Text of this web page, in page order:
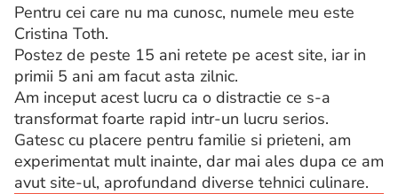
Pentru cei care nu ma cunosc, numele meu este
Cristina Toth.
Postez de peste 15 ani retete pe acest site, iar in
primii 5 ani am facut asta zilnic.
Am inceput acest lucru ca o distractie ce s-a
transformat foarte rapid intr-un lucru serios.
Gatesc cu placere pentru familie si prieteni, am
experimentat mult inainte, dar mai ales dupa ce am
avut site-ul, aprofundand diverse tehnici culinare.